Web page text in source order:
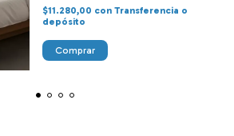
$11.280,00 con Transferencia o
depósito